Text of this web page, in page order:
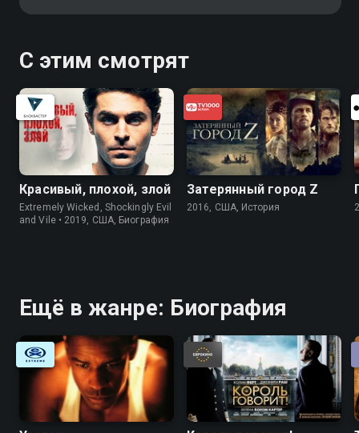
Творчество Герасимова имеет
С этим смотрят
Красивый, плохой, злой
Extremely Wicked, Shockingly Evil
and Vile • 2019, США, Биография
Затерянный город Z
2016, США, История
Ещё в жанре: Биография